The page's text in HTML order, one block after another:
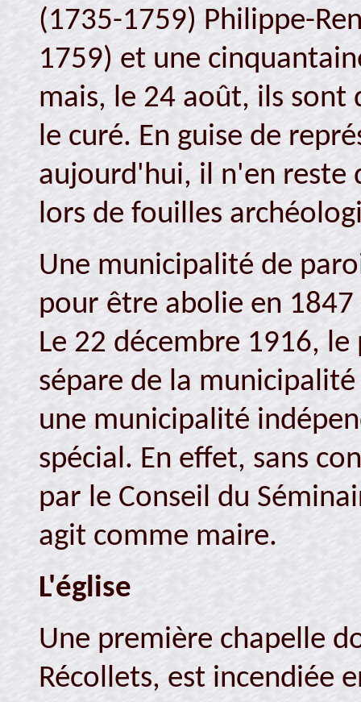
(1735-1759) Philippe-
1759) et une
mais, le 24 août, ils
le curé. En guise de
aujourd'hui, il n'en reste
lors de fouilles
Une municipalité de
pour être abolie en
Le 22 décembre 1916,
sépare de la
une municipalité
spécial. En effet, sans
par le Conseil du
agit comme maire.
L'église
Une première chapelle
Récollets, est incendiée